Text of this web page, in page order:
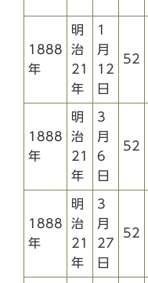
1888
年
明
治
21
年
1
月
12
日
52
1888
年
明
治
21
年
3
月
6
日
52
1888
年
明
治
21
年
3
月
27
日
52